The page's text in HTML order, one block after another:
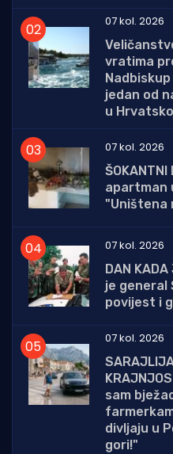
07 kol. 2026
vratima
jedan od
u
07 kol. 2026
apartman
"Uništena
07 kol. 2026
DAN
je general
povijest i
07 kol. 2026
sam
divljaju u
gori!"